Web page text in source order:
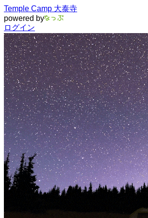
Temple Camp 大泰寺
powered by
ログイン